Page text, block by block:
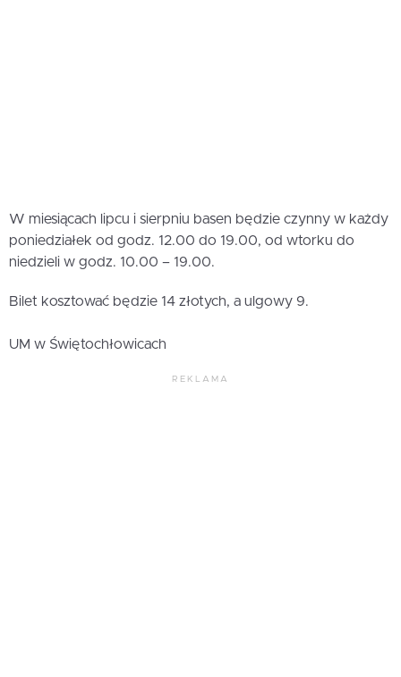
W miesiącach lipcu i sierpniu basen będzie czynny w każdy
poniedziałek od godz. 12.00 do 19.00, od wtorku do
niedzieli w godz. 10.00 – 19.00.
Bilet kosztować będzie 14 złotych, a ulgowy 9.
UM w Świętochłowicach
REKLAMA